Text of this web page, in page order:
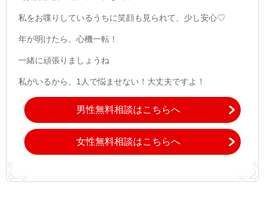
私をお喋りしているうちに笑顔も見られて、少し安心♡
年が明けたら、心機一転！
一緒に頑張りましょうね
私がいるから、1人で悩ませない！大丈夫ですよ！
男性無料相談はこちらへ
女性無料相談はこちらへ